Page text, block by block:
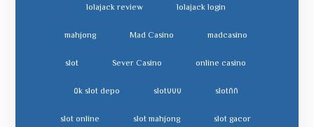
lolajack login
lolajack review
madcasino
Mad Casino
mahjong
online casino
Sever Casino
slot
slot٨٨ slot٧٧٧ slot depo ٥k
slot gacor
slot mahjong
slot online